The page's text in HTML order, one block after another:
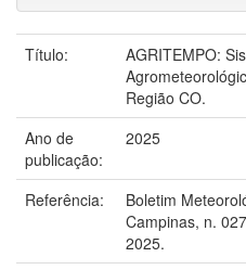
Título:
AGRITEMPO:
Região CO.
Ano de
publicação:
2025
Referência:
Boletim
Campinas, n.
2025.